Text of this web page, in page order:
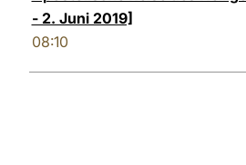
- 2. Juni 2019]
08:10